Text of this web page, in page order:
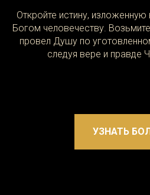
Откройте истину, изложенную
Богом человечеству.
провел Душу по
следуя вере и правде
УЗНАТЬ